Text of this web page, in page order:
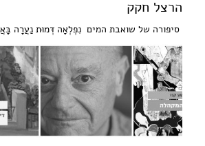
הרצל חקק
סיפורה של שואבת המים נִפְלְאָה דְּמוּת נַעֲרָה